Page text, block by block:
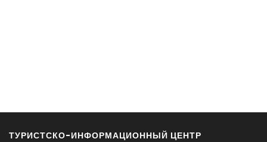
ТУРИСТСКО-ИНФОРМАЦИОННЫЙ ЦЕНТР